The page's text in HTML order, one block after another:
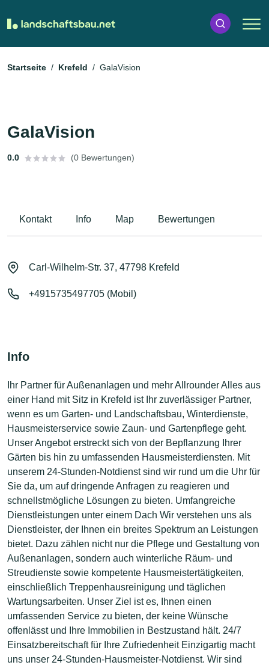
Startseite Krefeld GalaVision
GalaVision
0.0 (0 Bewertungen)
Kontakt Info Map Bewertungen
Carl-Wilhelm-Str. 37, 47798 Krefeld
+4915735497705 (Mobil)
Info
Ihr Partner für Außenanlagen und mehr Allrounder Alles aus
einer Hand mit Sitz in Krefeld ist Ihr zuverlässiger Partner,
wenn es um Garten- und Landschaftsbau, Winterdienste,
Hausmeisterservice sowie Zaun- und Gartenpflege geht.
Unser Angebot erstreckt sich von der Bepflanzung Ihrer
Gärten bis hin zu umfassenden Hausmeisterdiensten. Mit
unserem 24-Stunden-Notdienst sind wir rund um die Uhr für
Sie da, um auf dringende Anfragen zu reagieren und
schnellstmögliche Lösungen zu bieten. Umfangreiche
Dienstleistungen unter einem Dach Wir verstehen uns als
Dienstleister, der Ihnen ein breites Spektrum an Leistungen
bietet. Dazu zählen nicht nur die Pflege und Gestaltung von
Außenanlagen, sondern auch winterliche Räum- und
Streudienste sowie kompetente Hausmeistertätigkeiten,
einschließlich Treppenhausreinigung und täglichen
Wartungsarbeiten. Unser Ziel ist es, Ihnen einen
umfassenden Service zu bieten, der keine Wünsche
offenlässt und Ihre Immobilien in Bestzustand hält. 24/7
Einsatzbereitschaft für Ihre Zufriedenheit Einzigartig macht
uns unser 24-Stunden-Hausmeister-Notdienst. Wir sind